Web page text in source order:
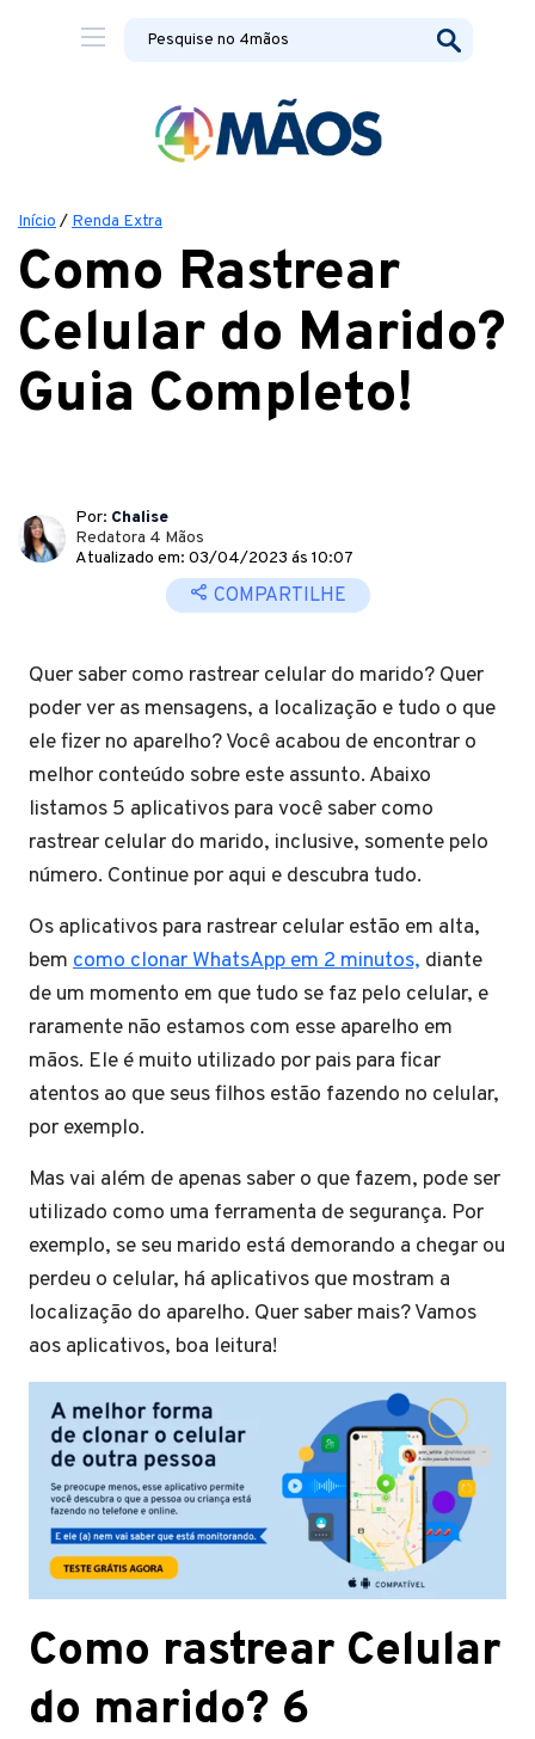
Início / Renda Extra
Como Rastrear
Celular do Marido?
Guia Completo!
Por: Chalise
Redatora 4 Mãos
Atualizado em: 03/04/2023 ás 10:07
COMPARTILHE
Quer saber como rastrear celular do marido? Quer
poder ver as mensagens, a localização e tudo o que
ele fizer no aparelho? Você acabou de encontrar o
melhor conteúdo sobre este assunto. Abaixo
listamos 5 aplicativos para você saber como
rastrear celular do marido, inclusive, somente pelo
número. Continue por aqui e descubra tudo.
Os aplicativos para rastrear celular estão em alta,
bem como clonar WhatsApp em 2 minutos, diante
de um momento em que tudo se faz pelo celular, e
raramente não estamos com esse aparelho em
mãos. Ele é muito utilizado por pais para ficar
atentos ao que seus filhos estão fazendo no celular,
por exemplo.
Mas vai além de apenas saber o que fazem, pode ser
utilizado como uma ferramenta de segurança. Por
exemplo, se seu marido está demorando a chegar ou
perdeu o celular, há aplicativos que mostram a
localização do aparelho. Quer saber mais? Vamos
aos aplicativos, boa leitura!
Como rastrear Celular
do marido? 6